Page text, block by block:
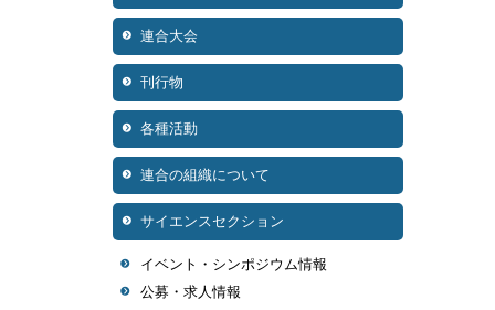
連合大会
刊行物
各種活動
連合の組織について
サイエンスセクション
イベント・シンポジウム情報
公募・求人情報